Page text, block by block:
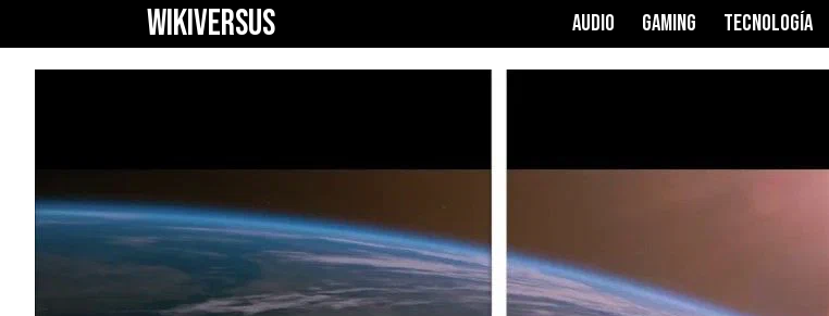
WIKIVERSUS AUDIO GAMING TECNOLOGÍA